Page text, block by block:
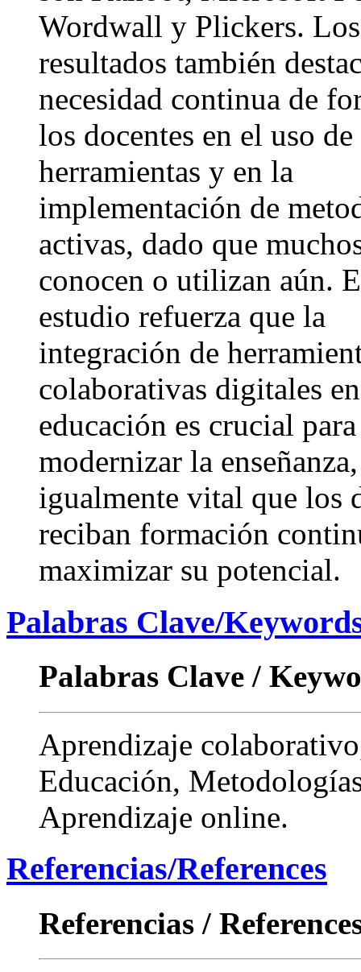
Wordwall y Plickers. Los
resultados también
necesidad continua de
los docentes en el uso de
herramientas y en la
implementación de
activas, dado que
conocen o utilizan aún.
estudio refuerza que la
integración de
colaborativas digitales
educación es crucial para
modernizar la
igualmente vital que los
reciban formación
maximizar su potencial.
Palabras Clave/
Palabras Clave /
Aprendizaje
Educación,
Aprendizaje online.
Referencias/References
Referencias /